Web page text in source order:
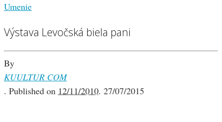
Umenie
Výstava Levočská biela pani
By
KUULTUR COM
. Published on 12/11/2010. 27/07/2015